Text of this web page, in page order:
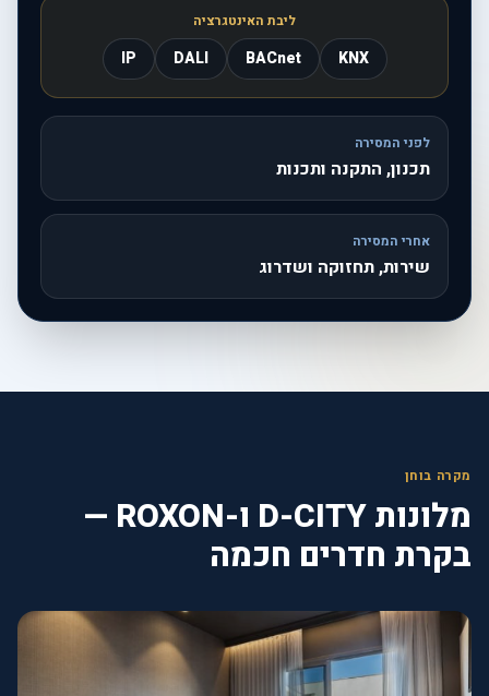
ליבת האינטגרציה
KNX
BACnet
DALI
IP
לפני המסירה
תכנון, התקנה ותכנות
אחרי המסירה
שירות, תחזוקה ושדרוג
מקרה בוחן
מלונות D-CITY ו-ROXON —
בקרת חדרים חכמה